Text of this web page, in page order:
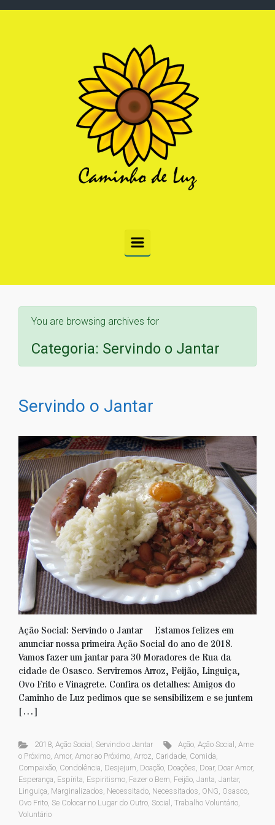
You are browsing archives for
Categoria: Servindo o Jantar
Servindo o Jantar
Ação Social: Servindo o Jantar Estamos felizes em
anunciar nossa primeira Ação Social do ano de 2018.
Vamos fazer um jantar para 30 Moradores de Rua da
cidade de Osasco. Serviremos Arroz, Feijão, Linguiça,
Ovo Frito e Vinagrete. Confira os detalhes: Amigos do
Caminho de Luz pedimos que se sensibilizem e se juntem
[…]
2018, Ação Social , Servindo o Jantar Ação,Ação Social ,Ame
o Próximo, Amor, Amor ao Próximo, Arroz, Caridade, Comida,
Compaixão, Condolência, Desjejum, Doação, Doações, Doar, Doar Amor,
Esperança, Espírita, Espiritismo, Fazer o Bem, Feijão, Janta, Jantar,
Linguiça, Marginalizados, Necessitado, Necessitados, ONG, Osasco,
Ovo Frito, Se Colocar no Lugar do Outro, Social , Trabalho Voluntário,
Voluntário